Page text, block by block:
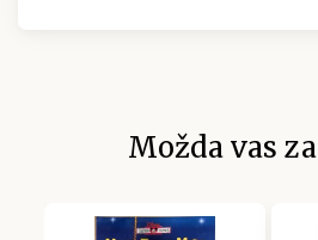
Možda vas